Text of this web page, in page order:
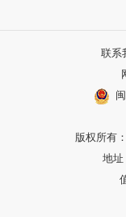
联系
版权所有
地址